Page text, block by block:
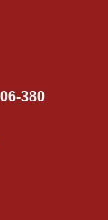
380